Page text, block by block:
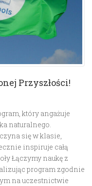
Przyszłości!
który angażuje
naturalnego.
się w klasie,
inspiruje całą
Łączymy naukę z
program zgodnie
na uczestnictwie